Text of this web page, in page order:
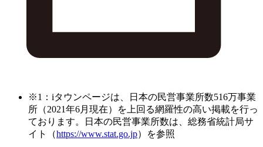
※1：iタウンページは、日本の民営事業所数516万事業
所（2021年6月現在）を上回る網羅性の高い掲載を行っ
ております。日本の民営事業所数は、総務省統計局サ
イト（https://www.stat.go.jp）を参照